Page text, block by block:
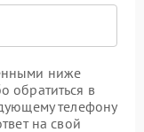
ниже
обратиться в
телефону
на свой